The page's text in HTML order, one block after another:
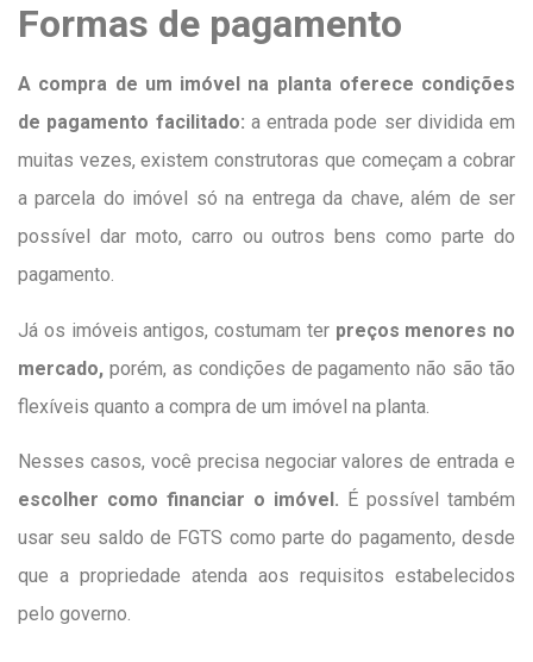
Formas de pagamento
A compra de um imóvel na planta oferece condições
de pagamento facilitado: a entrada pode ser dividida em
muitas vezes, existem construtoras que começam a cobrar
a parcela do imóvel só na entrega da chave, além de ser
possível dar moto, carro ou outros bens como parte do
pagamento.
Já os imóveis antigos, costumam terpreços menores no
mercado, porém, as condições de pagamento não são tão
flexíveis quanto a compra de um imóvel na planta.
Nesses casos, você precisa negociar valores de entrada e
escolher como financiar o imóvel. É possível também
usar seu saldo de FGTS como parte do pagamento, desde
que a propriedade atenda aos requisitos estabelecidos
pelo governo.